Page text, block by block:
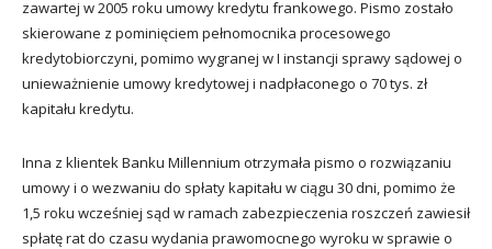
zawartej w 2005 roku umowy kredytu frankowego. Pismo zostało
skierowane z pominięciem pełnomocnika procesowego
kredytobiorczyni, pomimo wygranej w I instancji sprawy sądowej o
unieważnienie umowy kredytowej i nadpłaconego o 70 tys. zł
kapitału kredytu.
Inna z klientek Banku Millennium otrzymała pismo o rozwiązaniu
umowy i o wezwaniu do spłaty kapitału w ciągu 30 dni, pomimo że
1,5 roku wcześniej sąd w ramach zabezpieczenia roszczeń zawiesił
spłatę rat do czasu wydania prawomocnego wyroku w sprawie o